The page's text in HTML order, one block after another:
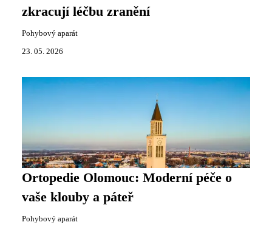
zkracují léčbu zranění
Pohybový aparát
23. 05. 2026
Ortopedie Olomouc: Moderní péče o
vaše klouby a páteř
Pohybový aparát